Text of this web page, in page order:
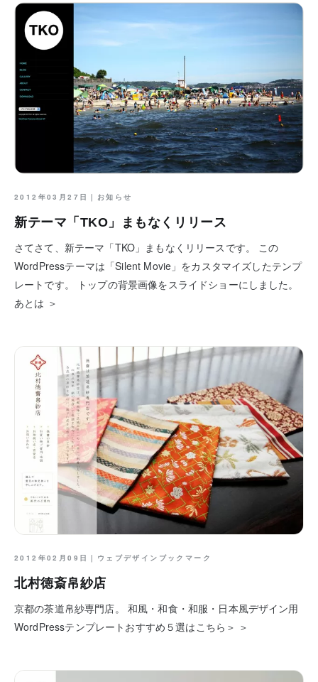
2012年03月27日｜ お知らせ
新テーマ「TKO」まもなくリリース
さてさて、新テーマ「TKO」まもなくリリースです。 この
WordPressテーマは「Silent Movie」をカスタマイズしたテンプ
レートです。 トップの背景画像をスライドショーにしました。
あとは ＞
2012年02月09日｜ ウェブデザインブックマーク
北村徳斎帛紗店
京都の茶道帛紗専門店。 和風・和食・和服・日本風デザイン用
WordPressテンプレートおすすめ５選はこちら＞ ＞